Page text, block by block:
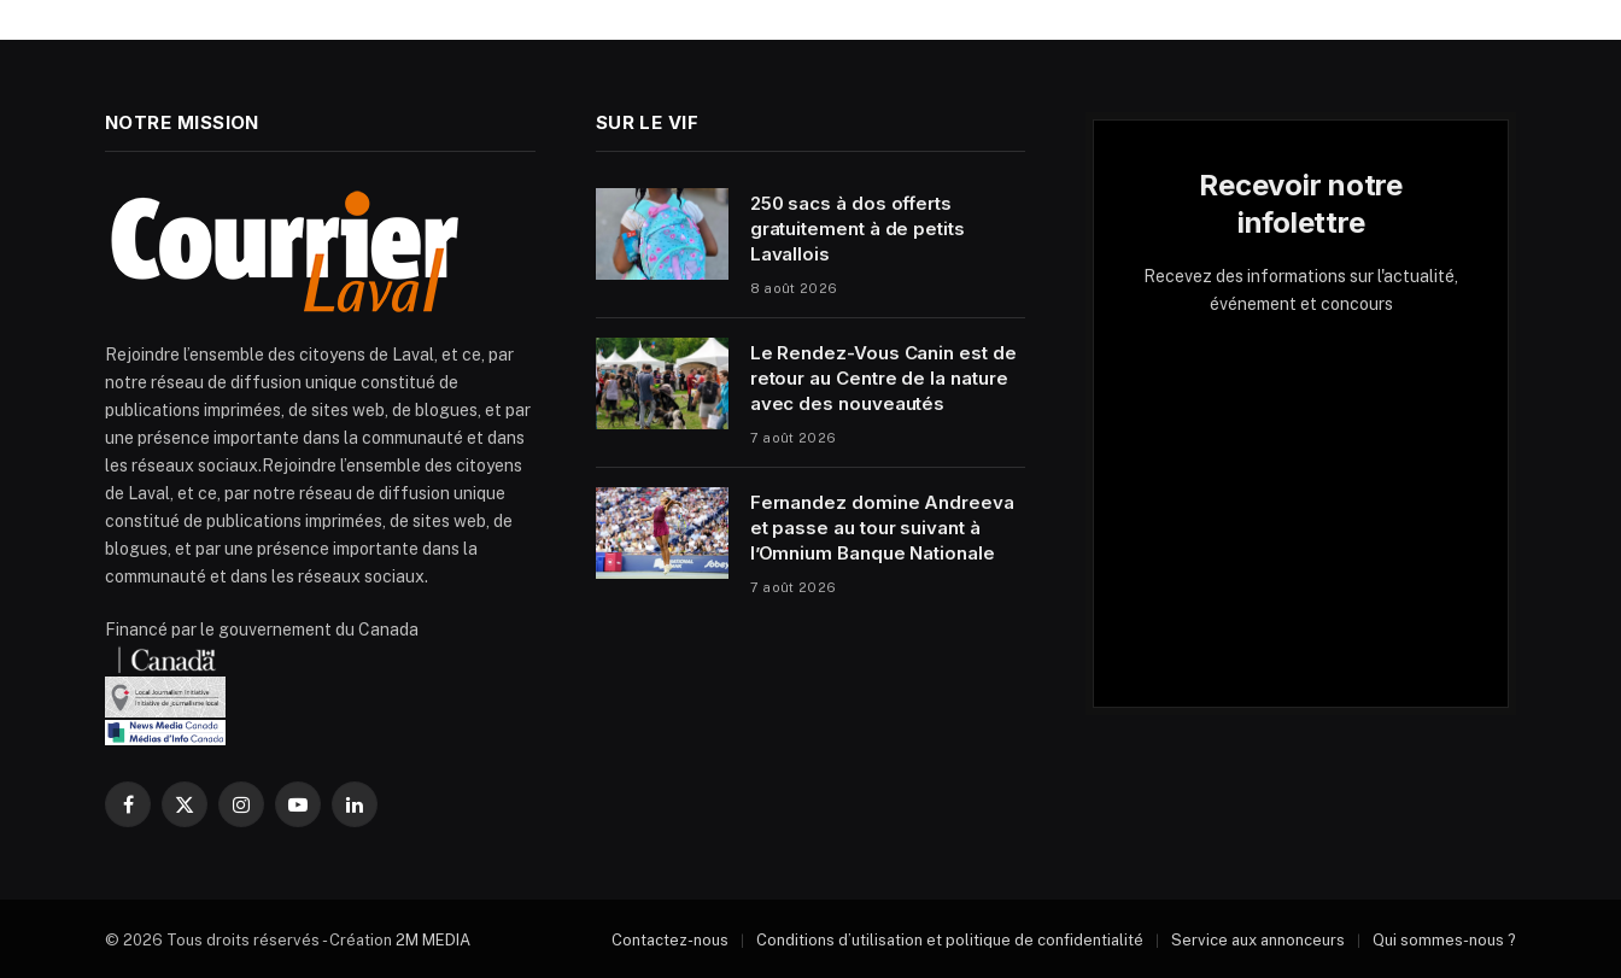
NOTRE MISSION
Rejoindre l’ensemble des citoyens de Laval, et ce, par
notre réseau de diffusion unique constitué de
publications imprimées, de sites web, de blogues, et par
une présence importante dans la communauté et dans
les réseaux sociaux.Rejoindre l’ensemble des citoyens
de Laval, et ce, par notre réseau de diffusion unique
constitué de publications imprimées, de sites web, de
blogues, et par une présence importante dans la
communauté et dans les réseaux sociaux.
Financé par le gouvernement du Canada
Facebook
X
InstagramYouTubeLinkedIn
SUR LE VIF
250 sacs à dos offerts
gratuitement à de petits
Lavallois
8 août 2026
Le Rendez-Vous Canin est de
retour au Centre de la nature
avec des nouveautés
7 août 2026
Fernandez domine Andreeva
et passe au tour suivant à
l’Omnium Banque Nationale
7 août 2026
Recevoir notre
infolettre
Recevez des informations sur l'actualité,
événement et concours
© 2026 Tous droits réservés - Création 2M MEDIA Contactez-nous Conditions d’utilisation et politique de confidentialité Service aux annonceurs Qui sommes-nous ?